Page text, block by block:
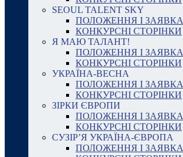
SEOUL TALENT SKY
ПОЛОЖЕННЯ І ЗАЯВКА
КОНКУРСНІ СТОРІНКИ
Я МАЮ ТАЛАНТ!
ПОЛОЖЕННЯ І ЗАЯВКА
КОНКУРСНІ СТОРІНКИ
УКРАЇНА-ВЕСНА
ПОЛОЖЕННЯ І ЗАЯВКА
КОНКУРСНІ СТОРІНКИ
ЗІРКИ ЄВРОПИ
ПОЛОЖЕННЯ І ЗАЯВКА
КОНКУРСНІ СТОРІНКИ
СУЗІР’Я УКРАЇНА-ЄВРОПА
ПОЛОЖЕННЯ І ЗАЯВКА